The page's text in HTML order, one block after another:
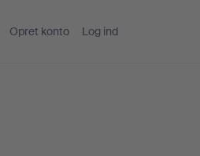
Opret konto Log ind